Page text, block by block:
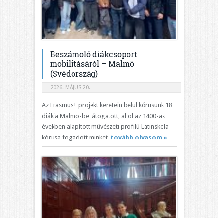
Beszámoló diákcsoport
mobilitásáról – Malmö
(Svédország)
2026. MÁJUS 20.
Az Erasmus+ projekt keretein belül kórusunk 18
diákja Malmö-be látogatott, ahol az 1400-as
években alapított művészeti profilú Latinskola
kórusa fogadott minket. tovább olvasom »